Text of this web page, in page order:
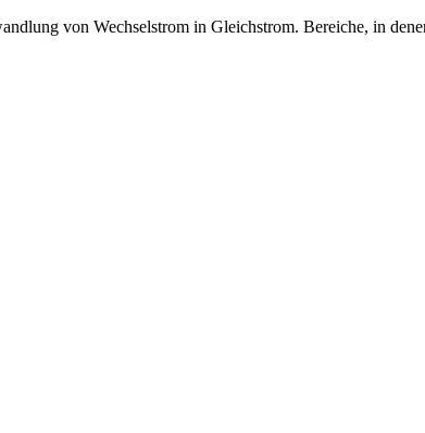
von Wechselstrom in Gleichstrom. Bereiche, in